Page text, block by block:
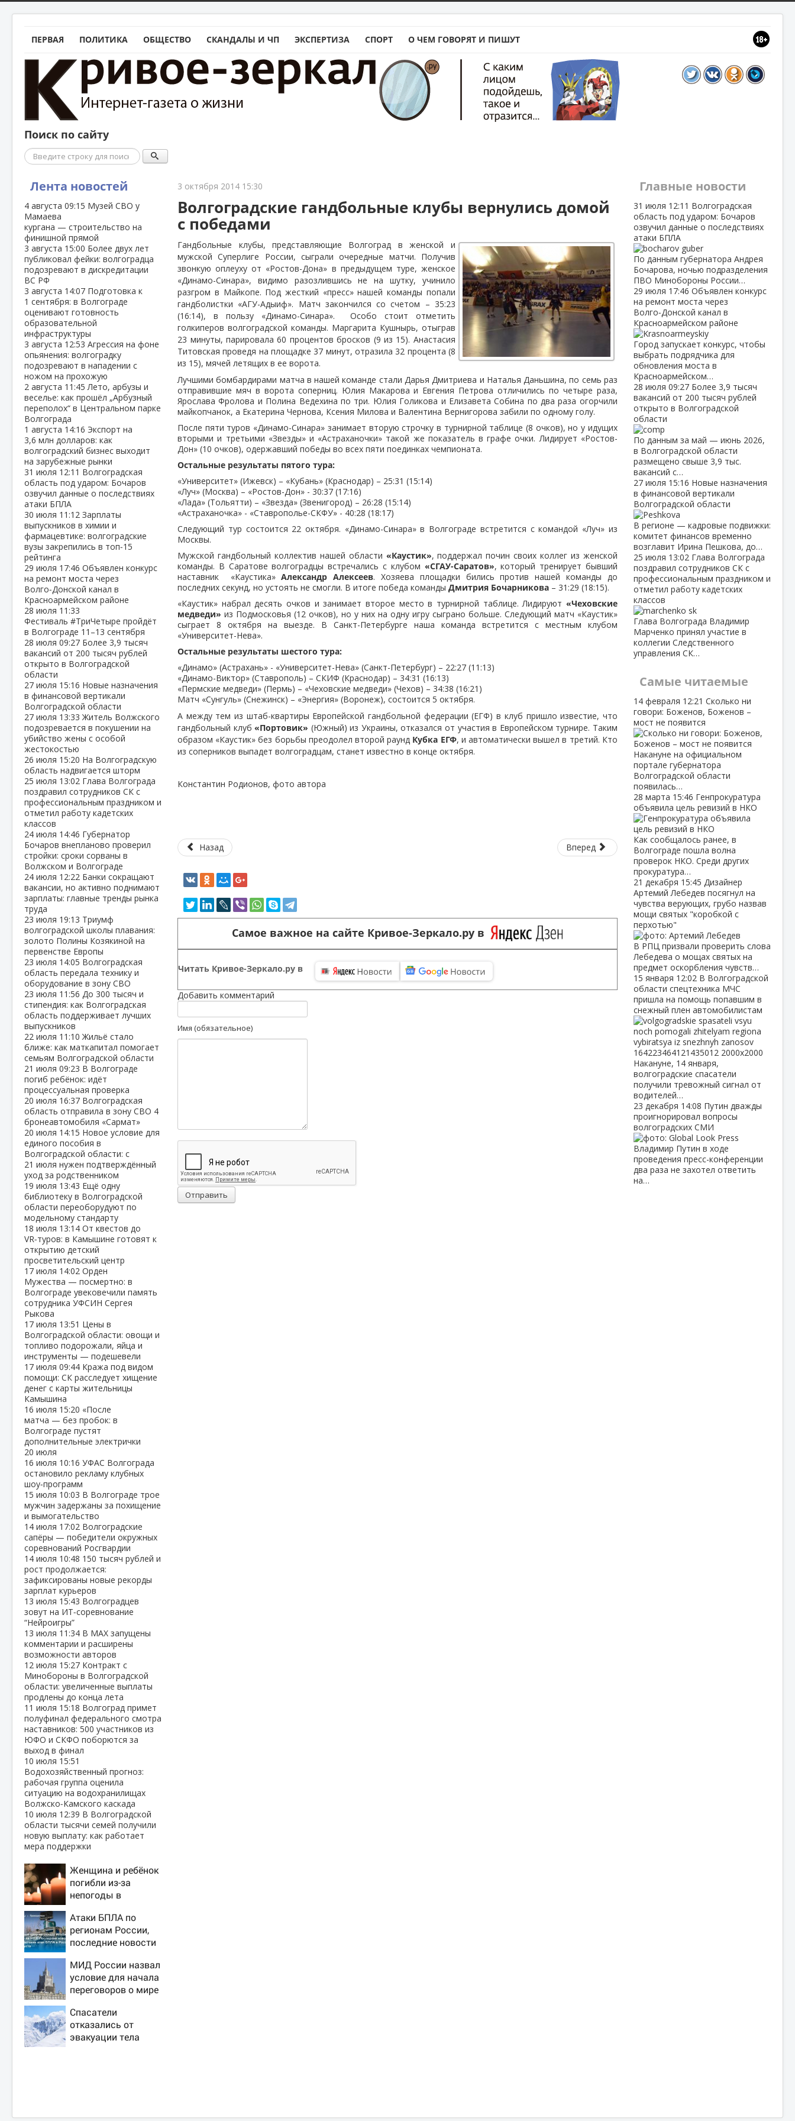
ПЕРВАЯ ПОЛИТИКА ОБЩЕСТВО СКАНДАЛЫ И ЧП ЭКСПЕРТИЗА СПОРТ О ЧЕМ ГОВОРЯТ И ПИШУТ
Поиск по сайту
Поиск
Лента новостей
4 августа 09:15 Музей СВО у
Мамаева
кургана — строительство на
финишной прямой
3 августа 15:00 Более двух лет
публиковал фейки: волгоградца
подозревают в дискредитации
ВС РФ
3 августа 14:07 Подготовка к
1 сентября: в Волгограде
оценивают готовность
образовательной
инфраструктуры
3 августа 12:53 Агрессия на фоне
опьянения: волгоградку
подозревают в нападении с
ножом на прохожую
2 августа 11:45Лето, арбузы и
веселье: как прошёл „Арбузный
переполох“ в Центральном парке
Волгограда
1 августа 14:16 Экспорт на
3,6 млн долларов: как
волгоградский бизнес выходит
на зарубежные рынки
31 июля 12:11 Волгоградская
область под ударом: Бочаров
озвучил данные о последствиях
атаки БПЛА
30 июля 11:12 Зарплаты
выпускников в химии и
фармацевтике: волгоградские
вузы закрепились в топ‑15
рейтинга
29 июля 17:46 Объявлен конкурс
на ремонт моста через
Волго‑Донской канал в
Красноармейском районе
28 июля 11:33
Фестиваль #ТриЧетыре пройдёт
в Волгограде 11–13 сентября
28 июля 09:27 Более 3,9 тысяч
вакансий от 200 тысяч рублей
открыто в Волгоградской
области
27 июля 15:16 Новые назначения
в финансовой вертикали
Волгоградской области
27 июля 13:33Житель Волжского
подозревается в покушении на
убийство жены с особой
жестокостью
26 июля 15:20 На Волгоградскую
область надвигается шторм
25 июля 13:02 Глава Волгограда
поздравил сотрудников СК с
профессиональным праздником и
отметил работу кадетских
классов
24 июля 14:46 Губернатор
Бочаров внепланово проверил
стройки: сроки сорваны в
Волжском и Волгограде
24 июля 12:22 Банки сокращают
вакансии, но активно поднимают
зарплаты: главные тренды рынка
труда
23 июля 19:13 Триумф
волгоградской школы плавания:
золото Полины Козякиной на
первенстве Европы
23 июля 14:05 Волгоградская
область передала технику и
оборудование в зону СВО
23 июля 11:56 До 300 тысяч и
стипендия: как Волгоградская
область поддерживает лучших
выпускников
22 июля 11:10Жильё стало
ближе: как маткапитал помогает
семьям Волгоградской области
21 июля 09:23 В Волгограде
погиб ребёнок: идёт
процессуальная проверка
20 июля 16:37 Волгоградская
область отправила в зону СВО 4
бронеавтомобиля «Сармат»
20 июля 14:15 Новое условие для
единого пособия в
Волгоградской области: с
21 июля нужен подтверждённый
уход за родственником
19 июля 13:43 Ещё одну
библиотеку в Волгоградской
области переоборудуют по
модельному стандарту
18 июля 13:14 От квестов до
VR‑туров: в Камышине готовят к
открытию детский
просветительский центр
17 июля 14:02 Орден
Мужества — посмертно: в
Волгограде увековечили память
сотрудника УФСИН Сергея
Рыкова
17 июля 13:51 Цены в
Волгоградской области: овощи и
топливо подорожали, яйца и
инструменты — подешевели
17 июля 09:44 Кража под видом
помощи: СК расследует хищение
денег с карты жительницы
Камышина
16 июля 15:20 «После
матча — без пробок: в
Волгограде пустят
дополнительные электрички
20 июля
16 июля 10:16 УФАС Волгограда
остановило рекламу клубных
шоу‑программ
15 июля 10:03 В Волгограде трое
мужчин задержаны за похищение
и вымогательство
14 июля 17:02 Волгоградские
сапёры — победители окружных
соревнований Росгвардии
14 июля 10:48 150 тысяч рублей и
рост продолжается:
зафиксированы новые рекорды
зарплат курьеров
13 июля 15:43 Волгоградцев
зовут на ИТ‑соревнование
“Нейроигры”
13 июля 11:34 В МАХ запущены
комментарии и расширены
возможности авторов
12 июля 15:27 Контракт с
Минобороны в Волгоградской
области: увеличенные выплаты
продлены до конца лета
11 июля 15:18 Волгоград примет
полуфинал федерального смотра
наставников: 500 участников из
ЮФО и СКФО поборются за
выход в финал
10 июля 15:51
Водохозяйственный прогноз:
рабочая группа оценила
ситуацию на водохранилищах
Волжско‑Камского каскада
10 июля 12:39 В Волгоградской
области тысячи семей получили
новую выплату: как работает
мера поддержки
Женщина и ребёнок
погибли из-за
непогоды в
Атаки БПЛА по
регионам России,
последние новости
последствия, атаки
на склады
Wildberries,
пострадавших
МИД России назвал
условие для начала
переговоров о мире
Спасатели
отказались от
эвакуации тела
3 октября 2014 15:30
Волгоградские гандбольные клубы вернулись домой
с победами
Гандбольные клубы, представляющие Волгоград в женской и
мужской Суперлиге России, сыграли очередные матчи. Получив
звонкую оплеуху от «Ростов-Дона» в предыдущем туре, женское
«Динамо-Синара», видимо разозлившись не на шутку, учинило
разгром в Майкопе. Под жесткий «пресс» нашей команды попали
гандболистки «АГУ-Адыиф». Матч закончился со счетом – 35:23
(16:14), в пользу «Динамо-Синара».
Особо стоит отметить
голкиперов волгоградской команды. Маргарита Кушнырь, отыграв
23 минуты, парировала 60 процентов бросков (9 из 15). Анастасия
Титовская проведя на площадке 37 минут, отразила 32 процента (8
из 15), мячей летящих в ее ворота.
Лучшими бомбардирами матча в нашей команде стали Дарья Дмитриева и Наталья Даньшина, по семь раз
отправившие мяч в ворота соперниц. Юлия Макарова и Евгения Петрова отличились по четыре раза,
Ярослава Фролова и Полина Ведехина по три. Юлия Голикова и Елизавета Собина по два раза огорчили
майкопчанок, а Екатерина Чернова, Ксения Милова и Валентина Вернигорова забили по одному голу.
После пяти туров «Динамо-Синара» занимает вторую строчку в турнирной таблице (8 очков), но у идущих
вторыми и третьими «Звезды» и «Астраханочки» такой же показатель в графе очки. Лидирует «Ростов-
Дон» (10 очков), одержавший победы во всех пяти поединках чемпионата.
Остальные результаты пятого тура:
«Университет» (Ижевск) – «Кубань» (Краснодар) – 25:31 (15:14)
«Луч» (Москва) – «Ростов-Дон» - 30:37 (17:16)
«Лада» (Тольятти) – «Звезда» (Звенигород) – 26:28 (15:14)
«Астраханочка» - «Ставрополье-СКФУ» - 40:28 (18:17)
Следующий тур состоится 22 октября. «Динамо-Синара» в Волгограде встретится с командой «Луч» из
Москвы.
Мужской гандбольный коллектив нашей области «Каустик», поддержал почин своих коллег из женской
команды. В Саратове волгоградцы встречались с клубом «СГАУ-Саратов», который тренирует бывший
наставник «Каустика»Александр Алексеев. Хозяева площадки бились против нашей команды до
последних секунд, но устоять не смогли. В итоге победа командыДмитрия Бочарникова – 31:29 (18:15).
«Каустик» набрал десять очков и занимает второе место в турнирной таблице. Лидируют «Чеховские
медведи» из Подмосковья (12 очков), но у них на одну игру сыграно больше. Следующий матч «Каустик»
сыграет 8 октября на выезде. В Санкт-Петербурге наша команда встретится с местным клубом
«Университет-Нева».
Остальные результаты шестого тура:
«Динамо» (Астрахань» - «Университет-Нева» (Санкт-Петербург) – 22:27 (11:13)
«Динамо-Виктор» (Ставрополь) – СКИФ (Краснодар) – 34:31 (16:13)
«Пермские медведи» (Пермь) – «Чеховские медведи» (Чехов) – 34:38 (16:21)
Матч «Сунгуль» (Снежинск) – «Энергия» (Воронеж), состоится 5 октября.
А между тем из штаб-квартиры Европейской гандбольной федерации (ЕГФ) в клуб пришло известие, что
гандбольный клуб«Портовик» (Южный) из Украины, отказался от участия в Европейском турнире. Таким
образом «Каустик» без борьбы преодолел второй раунд Кубка ЕГФ, и автоматически вышел в третий. Кто
из соперников выпадет волгоградцам, станет известно в конце октября.
Константин Родионов, фото автора
Назад Вперед
Самое важное на сайте Кривое-Зеркало.ру в
Читать Кривое-Зеркало.ру в
Добавить комментарий
Имя (обязательное)
Отправить
Главные новости
31 июля 12:11 Волгоградская
область под ударом: Бочаров
озвучил данные о последствиях
атаки БПЛА
По данным губернатора Андрея
Бочарова, ночью подразделения
ПВО Минобороны России…
29 июля 17:46 Объявлен конкурс
на ремонт моста через
Волго‑Донской канал в
Красноармейском районе
Город запускает конкурс, чтобы
выбрать подрядчика для
обновления моста в
Красноармейском…
28 июля 09:27 Более 3,9 тысяч
вакансий от 200 тысяч рублей
открыто в Волгоградской
области
По данным за май — июнь 2026,
в Волгоградской области
размещено свыше 3,9 тыс.
вакансий с…
27 июля 15:16 Новые назначения
в финансовой вертикали
Волгоградской области
В регионе — кадровые подвижки:
комитет финансов временно
возглавит Ирина Пешкова, до…
25 июля 13:02 Глава Волгограда
поздравил сотрудников СК с
профессиональным праздником и
отметил работу кадетских
классов
Глава Волгограда Владимир
Марченко принял участие в
коллегии Следственного
управления СК…
Самые читаемые
14 февраля 12:21 Сколько ни
говори: Боженов, Боженов –
мост не появится
Накануне на официальном
портале губернатора
Волгоградской области
появилась…
28 марта 15:46 Генпрокуратура
объявила цель ревизий в НКО
Как сообщалось ранее, в
Волгограде пошла волна
проверок НКО. Среди других
прокуратура…
21 декабря 15:45 Дизайнер
Артемий Лебедев посягнул на
чувства верующих, грубо назвав
мощи святых "коробкой с
перхотью"
В РПЦ призвали проверить слова
Лебедева о мощах святых на
предмет оскорбления чувств…
15 января 12:02 В Волгоградской
области спецтехника МЧС
пришла на помощь попавшим в
снежный плен автомобилистам
Накануне, 14 января,
волгоградские спасатели
получили тревожный сигнал от
водителей…
23 декабря 14:08 Путин дважды
проигнорировал вопросы
волгоградских СМИ
Владимир Путин в ходе
проведения пресс-конференции
два раза не захотел ответить
на…